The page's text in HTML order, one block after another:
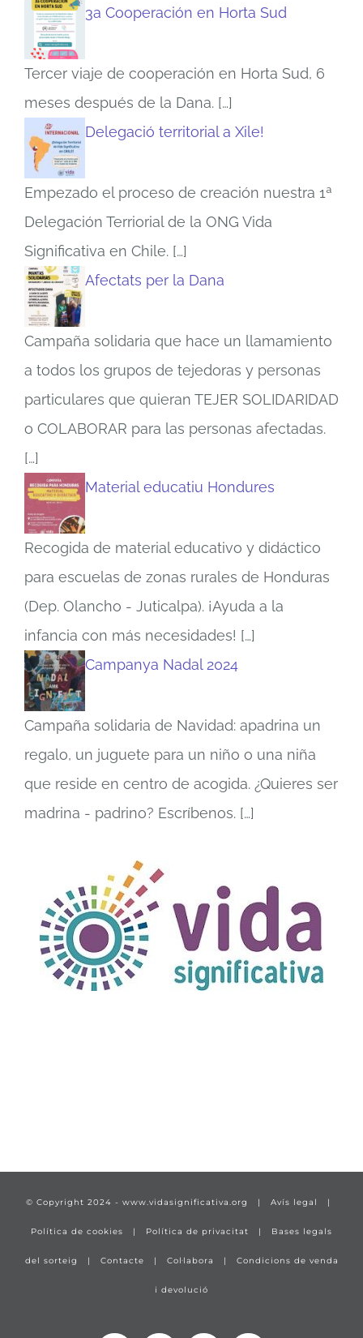
3a Cooperación en Horta Sud
Tercer viaje de cooperación en Horta Sud, 6
meses después de la Dana. […]
Delegació territorial a Xile!
Empezado el proceso de creación nuestra 1ª
Delegación Terriorial de la ONG Vida
Significativa en Chile. […]
Afectats per la Dana
Campaña solidaria que hace un llamamiento
a todos los grupos de tejedoras y personas
particulares que quieran TEJER SOLIDARIDAD
o COLABORAR para las personas afectadas.
[…]
Material educatiu Hondures
Recogida de material educativo y didáctico
para escuelas de zonas rurales de Honduras
(Dep. Olancho - Juticalpa). ¡Ayuda a la
infancia con más necesidades! […]
Campanya Nadal 2024
Campaña solidaria de Navidad: apadrina un
regalo, un juguete para un niño o una niña
que reside en centro de acogida. ¿Quieres ser
madrina - padrino? Escríbenos. […]
© Copyright 2024 - www.vidasignificativa.org | Avís legal |
Política de cookies | Política de privacitat | Bases legals
del sorteig | Contacte | Col·labora | Condicions de venda
i devolució